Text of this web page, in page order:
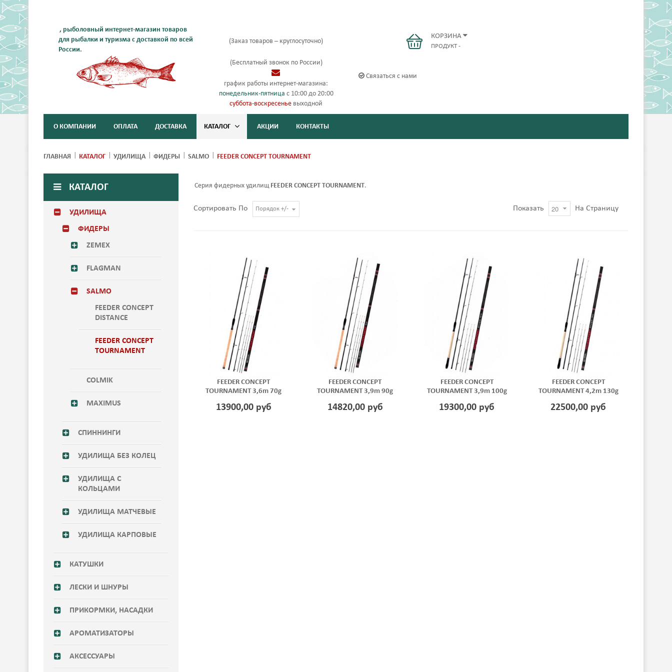
, рыболовный интернет-магазин товаров
для рыбалки и туризма с доставкой по всей
России.
(Заказ товаров – круглосуточно)
(Бесплатный звонок по России)
график работы интернет-магазина:
понедельник-пятница с 10:00 до 20:00
суббота-воскресенье выходной
КОРЗИНА
ПРОДУКТ-
Связаться с нами
О КОМПАНИИ ОПЛАТА ДОСТАВКА КАТАЛОГ АКЦИИ КОНТАКТЫ
ГЛАВНАЯ КАТАЛОГ УДИЛИЩА ФИДЕРЫ SALMO FEEDER CONCEPT TOURNAMENT
КАТАЛОГ
УДИЛИЩА
ФИДЕРЫ
ZEMEX
FLAGMAN
SALMO
FEEDER CONCEPT
DISTANCE
FEEDER CONCEPT
TOURNAMENT
COLMIK
MAХIMUS
СПИННИНГИ
УДИЛИЩА БЕЗ КОЛЕЦ
УДИЛИЩА С
КОЛЬЦАМИ
УДИЛИЩА МАТЧЕВЫЕ
УДИЛИЩА КАРПОВЫЕ
КАТУШКИ
ЛЕСКИ И ШНУРЫ
ПРИКОРМКИ, НАСАДКИ
АРОМАТИЗАТОРЫ
АКСЕССУАРЫ
Серия фидерных удилищ FEEDER CONCEPT TOURNAMENT.
Сортировать По Порядок +/- Показать На Страницу
FEEDER CONCEPT
TOURNAMENT 3,6m 70g
13900,00 руб
FEEDER CONCEPT
TOURNAMENT 3,9m 90g
14820,00 руб
FEEDER CONCEPT
TOURNAMENT 3,9m 100g
19300,00 руб
FEEDER CONCEPT
TOURNAMENT 4,2m 130g
22500,00 руб